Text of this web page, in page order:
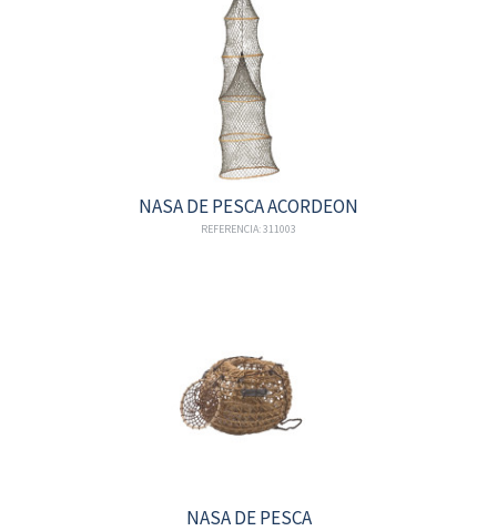
NASA DE PESCA ACORDEON
REFERENCIA: 311003
NASA DE PESCA